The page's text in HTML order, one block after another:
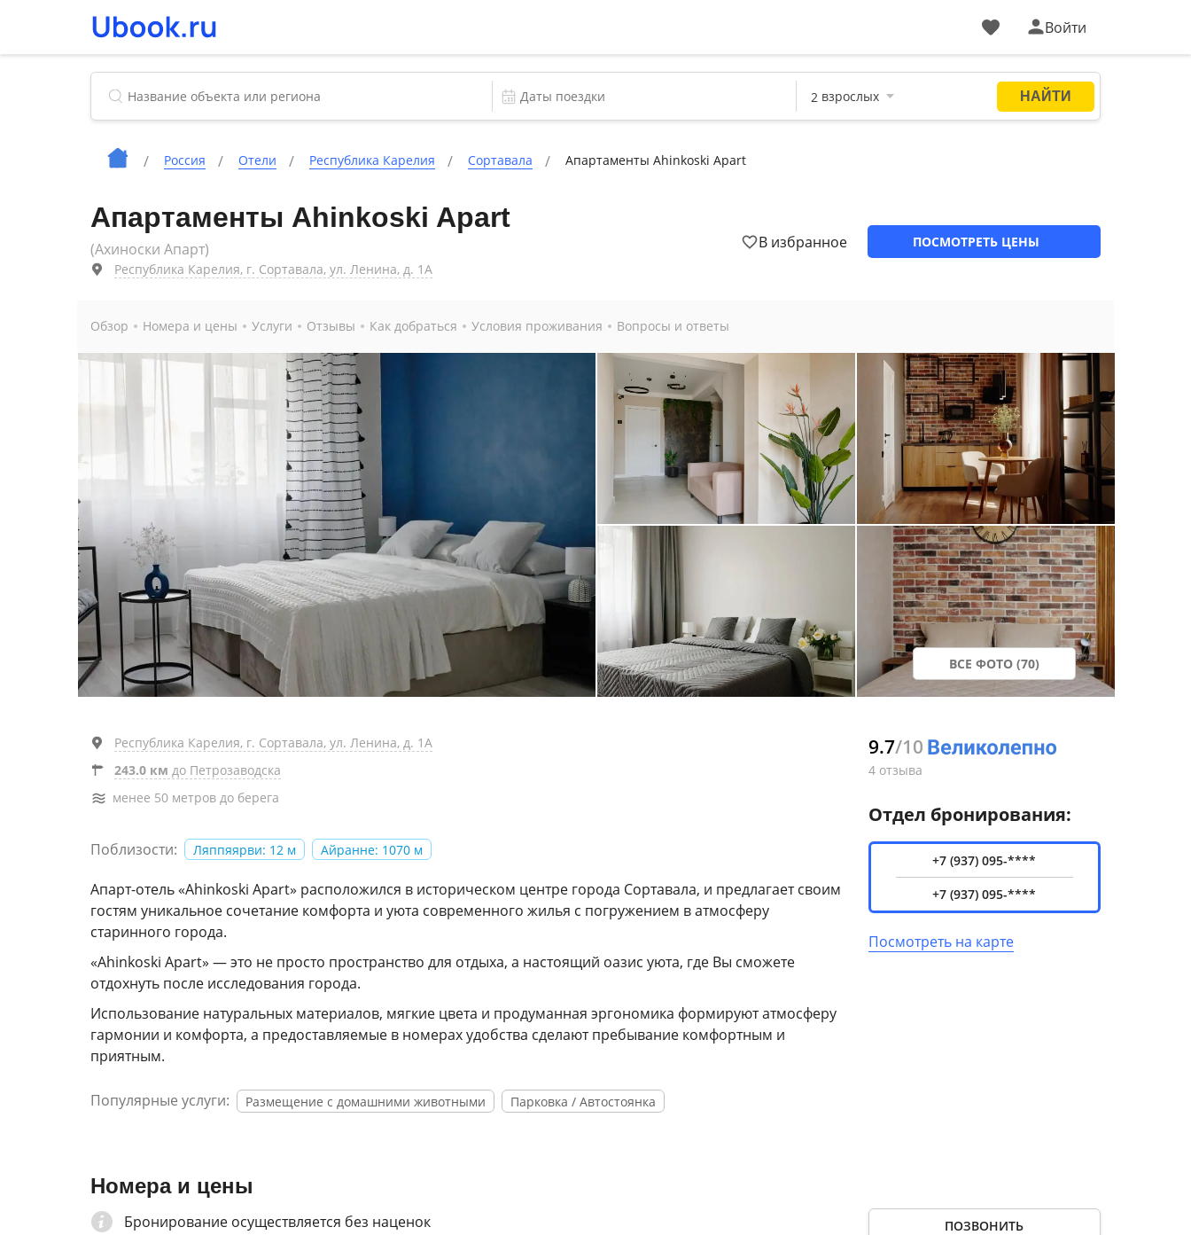
Войти
Россия Отели Республика Карелия Сортавала Апартаменты Ahinkoski Apart
Апартаменты Ahinkoski Apart
(Ахиноски Апарт)
Республика Карелия, г. Сортавала, ул. Ленина, д. 1А
В избранное ПОСМОТРЕТЬ ЦЕНЫ
Обзор Номера и цены Услуги Отзывы Как добраться Условия проживания Вопросы и ответы
ВСЕ ФОТО (70)
Республика Карелия, г. Сортавала, ул. Ленина, д. 1А
243.0 км до Петрозаводска
менее 50 метров до берега
Поблизости: Ляппяярви: 12 м Айранне: 1070 м
Апарт-отель «Ahinkoski Apart» расположился в историческом центре города Сортавала, и предлагает своим
гостям уникальное сочетание комфорта и уюта современного жилья с погружением в атмосферу
старинного города.
«Ahinkoski Apart» — это не просто пространство для отдыха, а настоящий оазис уюта, где Вы сможете
отдохнуть после исследования города.
Использование натуральных материалов, мягкие цвета и продуманная эргономика формируют атмосферу
гармонии и комфорта, а предоставляемые в номерах удобства сделают пребывание комфортным и
приятным.
Популярные услуги: Размещение с домашними животными Парковка / Автостоянка
Номера и цены
Бронирование осуществляется без наценок
9.7/10
4 отзыва
Отдел бронирования:
+7 (937) 095-****
+7 (937) 095-****
Посмотреть на карте
ПОЗВОНИТЬ